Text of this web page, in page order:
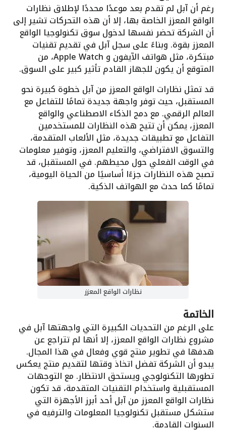
رغم أن آبل لم تقدم بعد موعدًا محددًا لإطلاق نظارات
الواقع المعزز الخاصة بها، إلا أن هذه التحركات تشير إلى
أن الشركة تحضر نفسها لدخول سوق تكنولوجيا الواقع
المعزز بقوة. وبناءً على سجل آبل في تقديم تقنيات
مبتكرة، مثل هواتف الآيفون و Apple Watch، من
المتوقع أن يكون للجهاز القادم تأثير كبير على السوق.
قد تمثل نظارات الواقع المعزز من آبل خطوة كبيرة نحو
المستقبل، حيث توفر واجهة جديدة تمامًا للتفاعل مع
العالم الرقمي. مع دمج الذكاء الاصطناعي والواقع
المعزز، يمكن أن تتيح هذه النظارات للمستخدمين
التفاعل مع تطبيقات جديدة، مثل الألعاب المتقدمة،
والتسوق الافتراضي، والتعليم المعزز، وتوفير معلومات
في الوقت الفعلي حول محيطهم. في المستقبل، قد
تصبح هذه النظارات جزءًا أساسيًا من الحياة اليومية،
تمامًا كما حدث مع الهواتف الذكية.
نظارات الواقع المعزز
الخاتمة
على الرغم من التحديات الكبيرة التي واجهتها آبل في
مشروع نظارات الواقع المعزز، إلا أنها لم تتراجع عن
هدفها في تطوير منتج قوي وفعال في هذا المجال.
يبدو أن الشركة تفضل اتخاذ وقتها لتقديم منتج يعكس
تطورها التكنولوجي ويستحق الانتظار. مع التوجهات
المستقبلية واستخدام التقنيات المتقدمة، قد تكون
نظارات الواقع المعزز من آبل أحد أبرز الأجهزة التي
ستشكل مستقبل تكنولوجيا المعلومات والترفيه في
السنوات القادمة.